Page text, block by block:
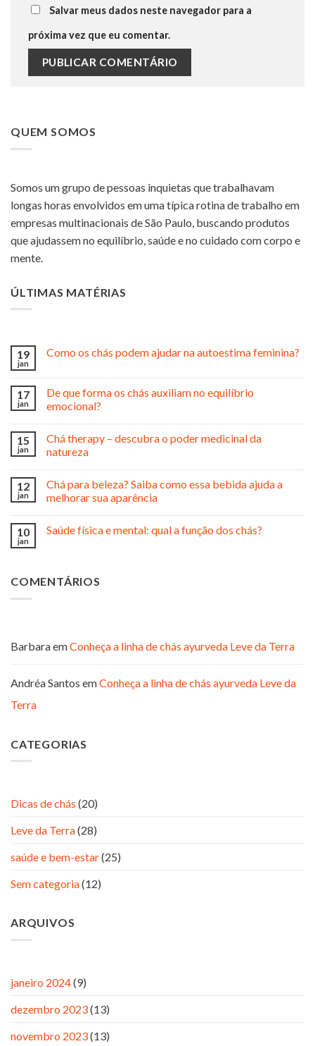
Salvar meus dados neste navegador para a
próxima vez que eu comentar.
QUEM SOMOS
Somos um grupo de pessoas inquietas que trabalhavam
longas horas envolvidos em uma típica rotina de trabalho em
empresas multinacionais de São Paulo, buscando produtos
que ajudassem no equilíbrio, saúde e no cuidado com corpo e
mente.
ÚLTIMAS MATÉRIAS
19
jan
Como os chás podem ajudar na autoestima feminina?
17
jan
De que forma os chás auxiliam no equilíbrio
emocional?
15
jan
Chá therapy – descubra o poder medicinal da
natureza
12
jan
Chá para beleza? Saiba como essa bebida ajuda a
melhorar sua aparência
10
jan
Saúde física e mental: qual a função dos chás?
COMENTÁRIOS
BarbaraemConheça a linha de chás ayurveda Leve da Terra
Andréa Santos emConheça a linha de chás ayurveda Leve da
Terra
CATEGORIAS
Dicas de chás (20)
Leve da Terra(28)
saúde e bem-estar(25)
Sem categoria(12)
ARQUIVOS
janeiro 2024(9)
dezembro 2023(13)
novembro 2023(13)